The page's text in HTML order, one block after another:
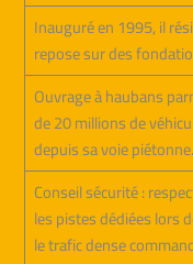
Inauguré en 1995, il
repose sur des
Ouvrage à haubans
de 20 millions de
depuis sa voie piétonne.
Conseil sécurité :
les pistes dédiées lors
le trafic dense